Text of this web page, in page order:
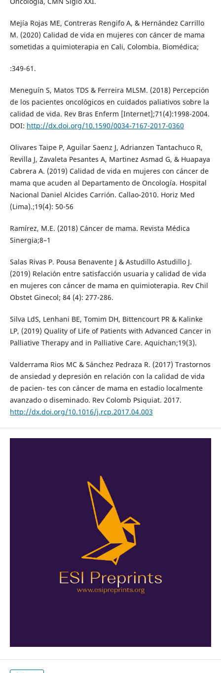
Mejía Rojas ME, Contreras Rengifo A, & Hernández Carrillo
M. (2020) Calidad de vida en mujeres con cáncer de mama
sometidas a quimioterapia en Cali, Colombia. Biomédica;
:349-61.
Meneguín S, Matos TDS & Ferreira MLSM. (2018) Percepción
de los pacientes oncológicos en cuidados paliativos sobre la
calidad de vida. Rev Bras Enferm [Internet];71(4):1998-2004.
DOI: http://dx.doi.org/10.1590/0034-7167-2017-0360
Olivares Taipe P, Aguilar Saenz J, Adrianzen Tantachuco R,
Revilla J, Zavaleta Pesantes A, Martinez Asmad G, & Huapaya
Cabrera A. (2019) Calidad de vida en mujeres con cáncer de
mama que acuden al Departamento de Oncología. Hospital
Nacional Daniel Alcides Carrión. Callao-2010. Horiz Med
(Lima).;19(4): 50-56
Ramírez, M.E. (2018) Cáncer de mama. Revista Médica
Sinergia;8–1
Salas Rivas P. Pousa Benavente J & Astudillo Astudillo J.
(2019) Relación entre satisfacción usuaria y calidad de vida
en mujeres con cáncer de mama en quimioterapia. Rev Chil
Obstet Ginecol; 84 (4): 277-286.
Silva LdS, Lenhani BE, Tomim DH, Bittencourt PR & Kalinke
LP, (2019) Quality of Life of Patients with Advanced Cancer in
Palliative Therapy and in Palliative Care. Aquichan;19(3).
Valderrama Rios MC & Sánchez Pedraza R. (2017) Trastornos
de ansiedad y depresión en relación con la calidad de vida
de pacien- tes con cáncer de mama en estadio localmente
avanzado o diseminado. Rev Colomb Psiquiat. 2017.
http://dx.doi.org/10.1016/j.rcp.2017.04.003